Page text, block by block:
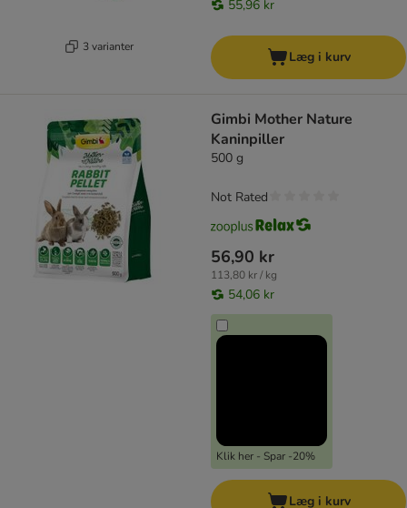
3 varianter
55,96 kr
Læg i kurv
Gimbi Mother Nature
Kaninpiller
500 g
56,90 kr
113,80 kr / kg
54,06 kr
Klik her - Spar -20%
Not Rated
Læg i kurv